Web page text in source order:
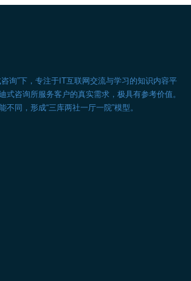
询”下，专注于IT互联网交流与学习的知识内容平
式咨询所服务客户的真实需求，极具有参考价值。
不同，形成“三库两社一厅一院”模型。